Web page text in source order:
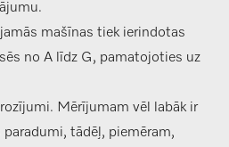
mašīnas tiek ierindotas
no A līdz G, pamatojoties uz
Mērījumam vēl labāk ir
tādēļ, piemēram,